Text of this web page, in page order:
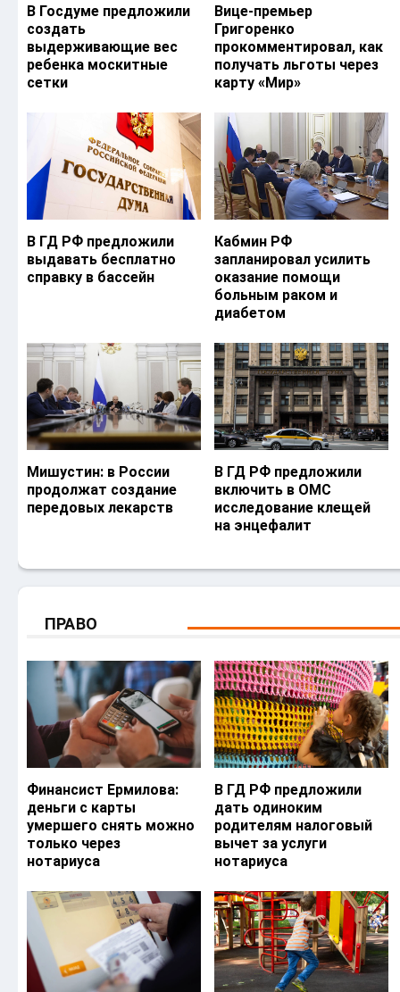
В Госдуме предложили
создать
выдерживающие вес
ребенка москитные
сетки
Вице-премьер
Григоренко
прокомментировал, как
получать льготы через
карту «Мир»
В ГД РФ предложили
выдавать бесплатно
справку в бассейн
Кабмин РФ
запланировал усилить
оказание помощи
больным раком и
диабетом
Мишустин: в России
продолжат создание
передовых лекарств
В ГД РФ предложили
включить в ОМС
исследование клещей
на энцефалит
ПРАВО
Финансист Ермилова:
деньги с карты
умершего снять можно
только через
нотариуса
В ГД РФ предложили
дать одиноким
родителям налоговый
вычет за услуги
нотариуса